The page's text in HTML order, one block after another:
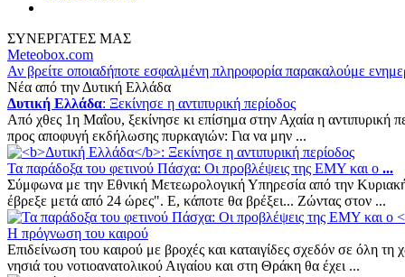
ΣΥΝΕΡΓΑΤΕΣ ΜΑΣ
Meteobox.com
Αν βρείτε οποιαδήποτε εσφαλμένη πληροφορία παρακαλούμε
Νέα από την Δυτική Ελλάδα
Δυτική Ελλάδα: Ξεκίνησε η αντιπυρική περίοδος
Από χθες 1η Μαΐου, ξεκίνησε κι επίσημα στην Αχαία η
προς αποφυγή εκδήλωσης πυρκαγιών: Για να μην ...
Τα παράδοξα του φετινού Πάσχα: Οι προβλέψεις της ΕΜΥ και ο ...
Σύμφωνα με την Εθνική Μετεωρολογική Υπηρεσία από την
έβρεξε μετά από 24 ώρες". Ε, κάποτε θα βρέξει... Ζώντας στον ...
Η πρόγνωση του καιρού
Επιδείνωση του καιρού με βροχές και καταιγίδες σχεδόν σε όλη
νησιά του νοτιοανατολικού Αιγαίου και στη Θράκη θα έχει ...